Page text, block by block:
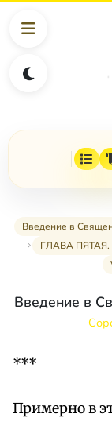
Введение в
ГЛАВА
Введение в
***
Примерно в